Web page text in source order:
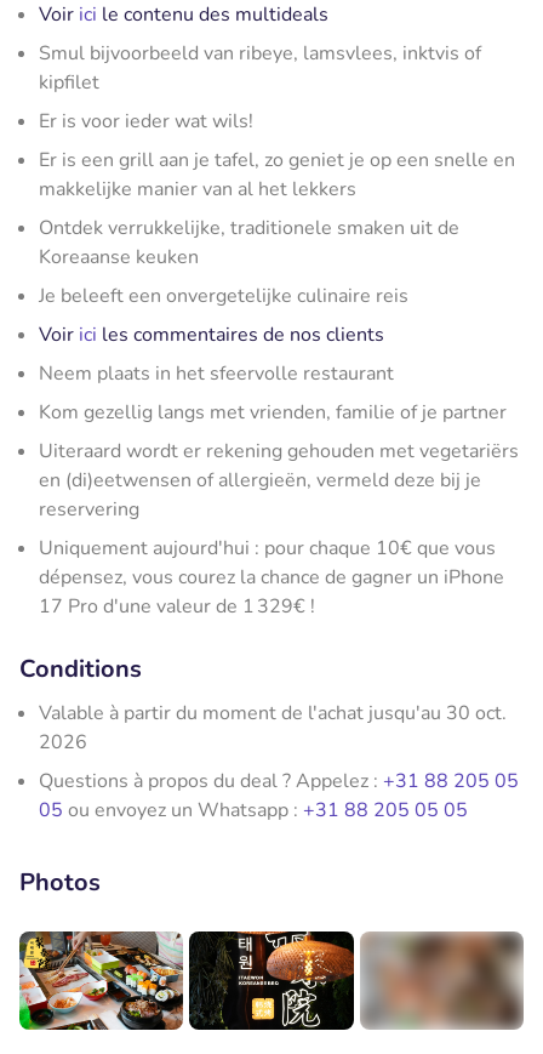
Voir ici le contenu des multideals
Smul bijvoorbeeld van ribeye, lamsvlees, inktvis of
kipfilet
Er is voor ieder wat wils!
Er is een grill aan je tafel, zo geniet je op een snelle en
makkelijke manier van al het lekkers
Ontdek verrukkelijke, traditionele smaken uit de
Koreaanse keuken
Je beleeft een onvergetelijke culinaire reis
Voir ici les commentaires de nos clients
Neem plaats in het sfeervolle restaurant
Kom gezellig langs met vrienden, familie of je partner
Uiteraard wordt er rekening gehouden met vegetariërs
en (di)eetwensen of allergieën, vermeld deze bij je
reservering
Uniquement aujourd'hui : pour chaque 10€ que vous
dépensez, vous courez la chance de gagner un iPhone
17 Pro d'une valeur de 1 329€ !
Conditions
Valable à partir du moment de l'achat jusqu'au 30 oct.
2026
Questions à propos du deal ? Appelez : +31 88 205 05
05 ou envoyez un Whatsapp : +31 88 205 05 05
Photos